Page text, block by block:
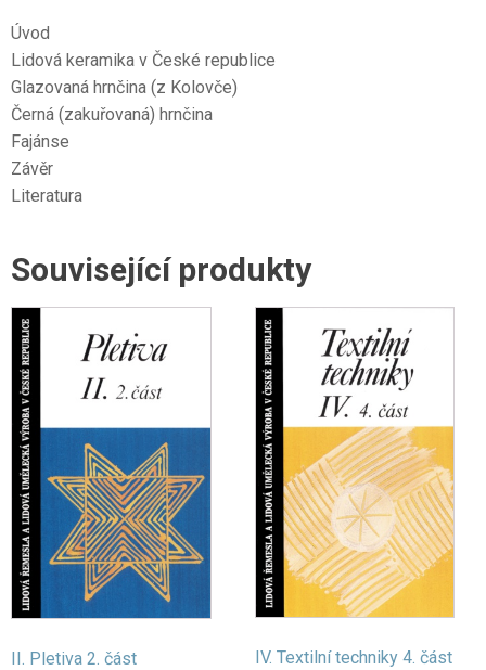
Úvod
Lidová keramika v České republice
Glazovaná hrnčina (z Kolovče)
Černá (zakuřovaná) hrnčina
Fajánse
Závěr
Literatura
Související produkty
II. Pletiva 2. část
IV. Textilní techniky 4. část